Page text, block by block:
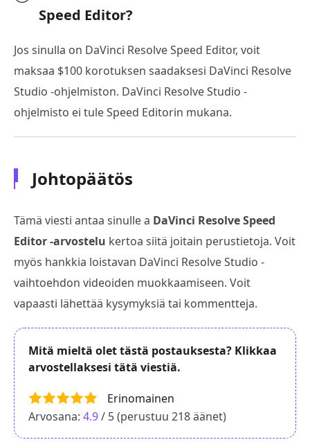
Speed Editor?
Jos sinulla on DaVinci Resolve Speed Editor, voit
maksaa $100 korotuksen saadaksesi DaVinci Resolve
Studio -ohjelmiston. DaVinci Resolve Studio -
ohjelmisto ei tule Speed Editorin mukana.
Johtopäätös
Tämä viesti antaa sinulle a DaVinci Resolve Speed
Editor -arvostelu kertoa siitä joitain perustietoja. Voit
myös hankkia loistavan DaVinci Resolve Studio -
vaihtoehdon videoiden muokkaamiseen. Voit
vapaasti lähettää kysymyksiä tai kommentteja.
Mitä mieltä olet tästä postauksesta? Klikkaa
arvostellaksesi tätä viestiä.
Erinomainen
Arvosana: 4.9/ 5 (perustuu 218äänet)